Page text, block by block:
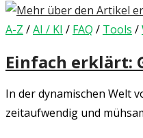
A-Z /AI / KI / FAQ / Tools /
Einfach erklärt:
In der dynamischen Welt
zeitaufwendig und